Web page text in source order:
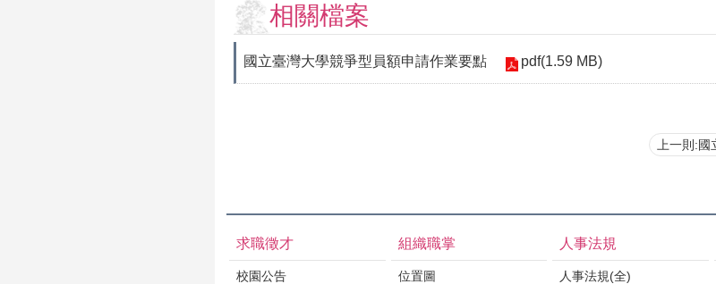
相關檔案
國立臺灣大學競爭型員額申請作業要點 pdf(1.59 MB)
上一則:國立
求職徵才
校園公告
組織職掌
位置圖
人事法規
人事法規(全)